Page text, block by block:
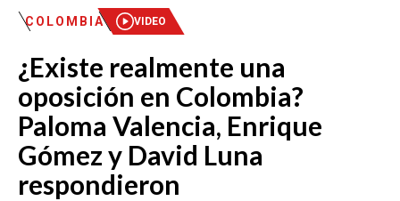
MAÑANA EXPRESS
EMISIÓN 12:30 PM
EMISIÓN 7:00 PM
EMISIÓN 11:30 PM
COLOMBIA VIDEO
¿Existe realmente una
oposición en Colombia?
Paloma Valencia, Enrique
Gómez y David Luna
respondieron